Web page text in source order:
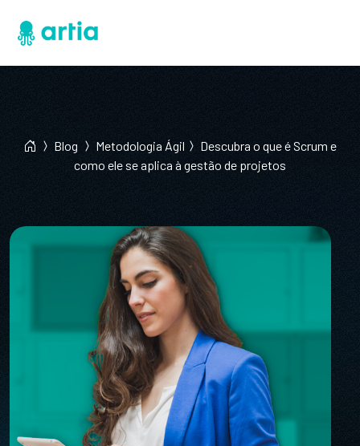
Blog Metodologia Ágil
Descubra o que é Scrum e
como ele se aplica à gestão de projetos